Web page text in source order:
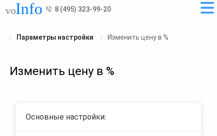
8 (495) 323-99-20
Параметры настройки Изменить цену в %
Изменить цену в %
Основные настройки: